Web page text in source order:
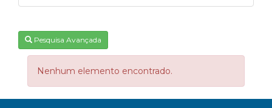
Pesquisa Avançada
Nenhum elemento encontrado.